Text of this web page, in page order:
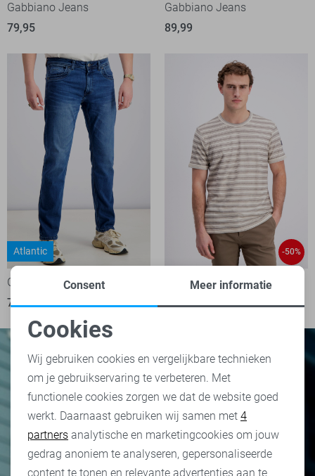
Gabbiano Jeans
79,95
Gabbiano Jeans
89,99
Atlantic
Gabbiano Jeans
79,95
-50%
Gabbiano T-shirt
22,50 44,99
Noodzakelijke cookies
Personalisatie cookies
Analytische cookies
Marketing cookies
Consent Meer informatie
Cookies
Wij gebruiken cookies en vergelijkbare technieken
om je gebruikservaring te verbeteren. Met
functionele cookies zorgen we dat de website goed
werkt. Daarnaast gebruiken wij samen met 4
partners analytische en marketingcookies om jouw
gedrag anoniem te analyseren, gepersonaliseerde
content te tonen en relevante advertenties aan te